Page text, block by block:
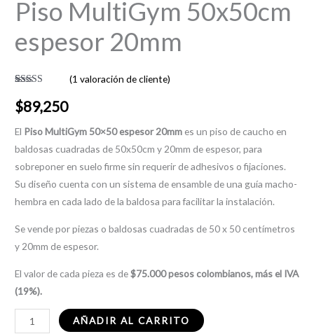
Piso MultiGym 50x50cm
espesor 20mm
con5.00de
5 en base a
de un cliente
(1 valoración de cliente)
$89,250
El Piso MultiGym 50×50 espesor 20mm es un piso de caucho en
baldosas cuadradas de 50x50cm y 20mm de espesor, para
sobreponer en suelo firme sin requerir de adhesivos o fijaciones.
Su diseño cuenta con un sistema de ensamble de una guía macho-
hembra en cada lado de la baldosa para facilitar la instalación.
Se vende por piezas o baldosas cuadradas de 50 x 50 centímetros
y 20mm de espesor.
El valor de cada pieza es de$75.000 pesos colombianos, más el IVA
(19%).
AÑADIR AL CARRITO